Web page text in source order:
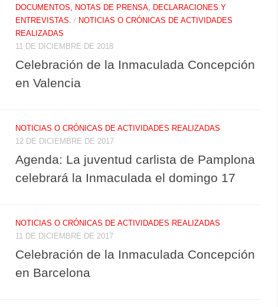
DOCUMENTOS, NOTAS DE PRENSA, DECLARACIONES Y
ENTREVISTAS. / NOTICIAS O CRÓNICAS DE ACTIVIDADES
REALIZADAS
11 DE DICIEMBRE DE 2018
Celebración de la Inmaculada Concepción
en Valencia
NOTICIAS O CRÓNICAS DE ACTIVIDADES REALIZADAS
12 DE DICIEMBRE DE 2017
Agenda: La juventud carlista de Pamplona
celebrará la Inmaculada el domingo 17
NOTICIAS O CRÓNICAS DE ACTIVIDADES REALIZADAS
11 DE DICIEMBRE DE 2017
Celebración de la Inmaculada Concepción
en Barcelona